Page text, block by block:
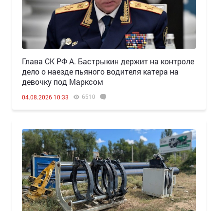
Глава СК РФ А. Бастрыкин держит на контроле
дело о наезде пьяного водителя катера на
девочку под Марксом
04.08.2026 10:33 6510